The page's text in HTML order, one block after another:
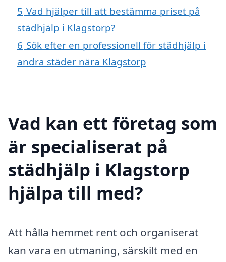
5 Vad hjälper till att bestämma priset på
städhjälp i Klagstorp?
6 Sök efter en professionell för städhjälp i
andra städer nära Klagstorp
Vad kan ett företag som
är specialiserat på
städhjälp i Klagstorp
hjälpa till med?
Att hålla hemmet rent och organiserat
kan vara en utmaning, särskilt med en